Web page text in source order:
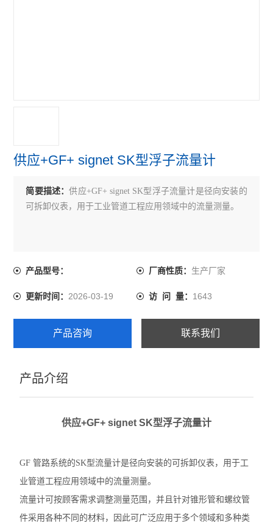
供应+GF+ signet SK型浮子流量计
简要描述：供应+GF+ signet SK型浮子流量计是径向安装的
可拆卸仪表，用于工业管道工程应用领域中的流量测量。
产品型号： 厂商性质： 生产厂家
更新时间：2026-03-19 访 问 量： 1643
产品咨询 联系我们
产品介绍
供应+GF+ signet SK型浮子流量计
GF 管路系统的SK型流量计是径向安装的可拆卸仪表，用于工
业管道工程应用领域中的流量测量。
流量计可按顾客需求调整测量范围，并且针对锥形管和螺纹管
件采用各种不同的材料，因此可广泛应用于多个领域和多种类